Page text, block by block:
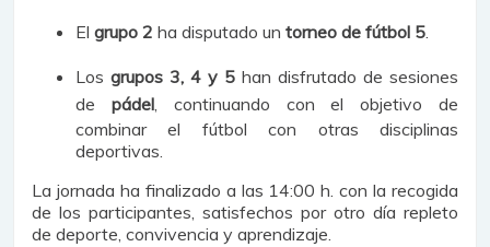
El grupo 2 ha disputado un torneo de fútbol 5.
Los grupos 3, 4 y 5 han disfrutado de sesiones
de pádel, continuando con el objetivo de
combinar el fútbol con otras disciplinas
deportivas.
La jornada ha finalizado a las 14:00 h. con la recogida
de los participantes, satisfechos por otro día repleto
de deporte, convivencia y aprendizaje.